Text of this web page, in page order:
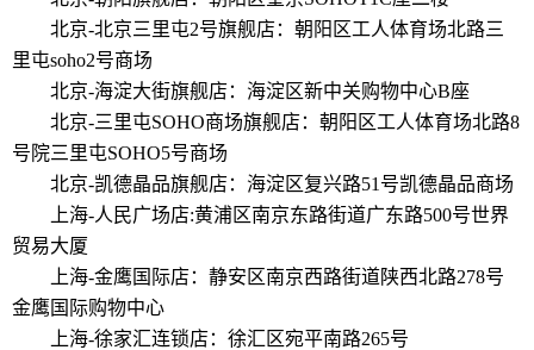
北京-北京三里屯2号旗舰店：朝阳区工人体育场北路三
里屯soho2号商场
北京-海淀大街旗舰店：海淀区新中关购物中心B座
北京-三里屯SOHO商场旗舰店：朝阳区工人体育场北路8
号院三里屯SOHO5号商场
北京-凯德晶品旗舰店：海淀区复兴路51号凯德晶品商场
上海-人民广场店:黄浦区南京东路街道广东路500号世界
贸易大厦
上海-金鹰国际店：静安区南京西路街道陕西北路278号
金鹰国际购物中心
上海-徐家汇连锁店：徐汇区宛平南路265号